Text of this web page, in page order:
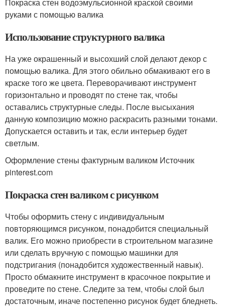
руками с помощью валика
Использование структурного валика
На уже окрашенный и высохший слой делают декор с
помощью валика. Для этого обильно обмакивают его в
краске того же цвета. Переворачивают инструмент
горизонтально и проводят по стене так, чтобы
оставались структурные следы. После высыхания
данную композицию можно раскрасить разными тонами.
Допускается оставить и так, если интерьер будет
светлым.
Оформление стены фактурным валиком Источник
pinterest.com
Покраска стен валиком с рисунком
Чтобы оформить стену с индивидуальным
повторяющимся рисунком, понадобится специальный
валик. Его можно приобрести в строительном магазине
или сделать вручную с помощью машинки для
подстригания (понадобится художественный навык).
Просто обмакните инструмент в красочное покрытие и
проведите по стене. Следите за тем, чтобы слой был
достаточным, иначе постепенно рисунок будет бледнеть.